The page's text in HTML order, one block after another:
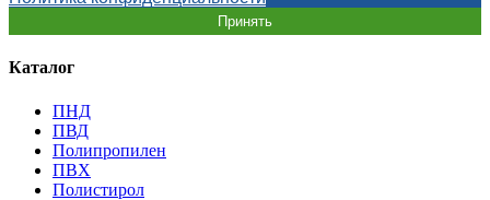
Принять
Каталог
ПНД
ПВД
Полипропилен
ПВХ
Полистирол